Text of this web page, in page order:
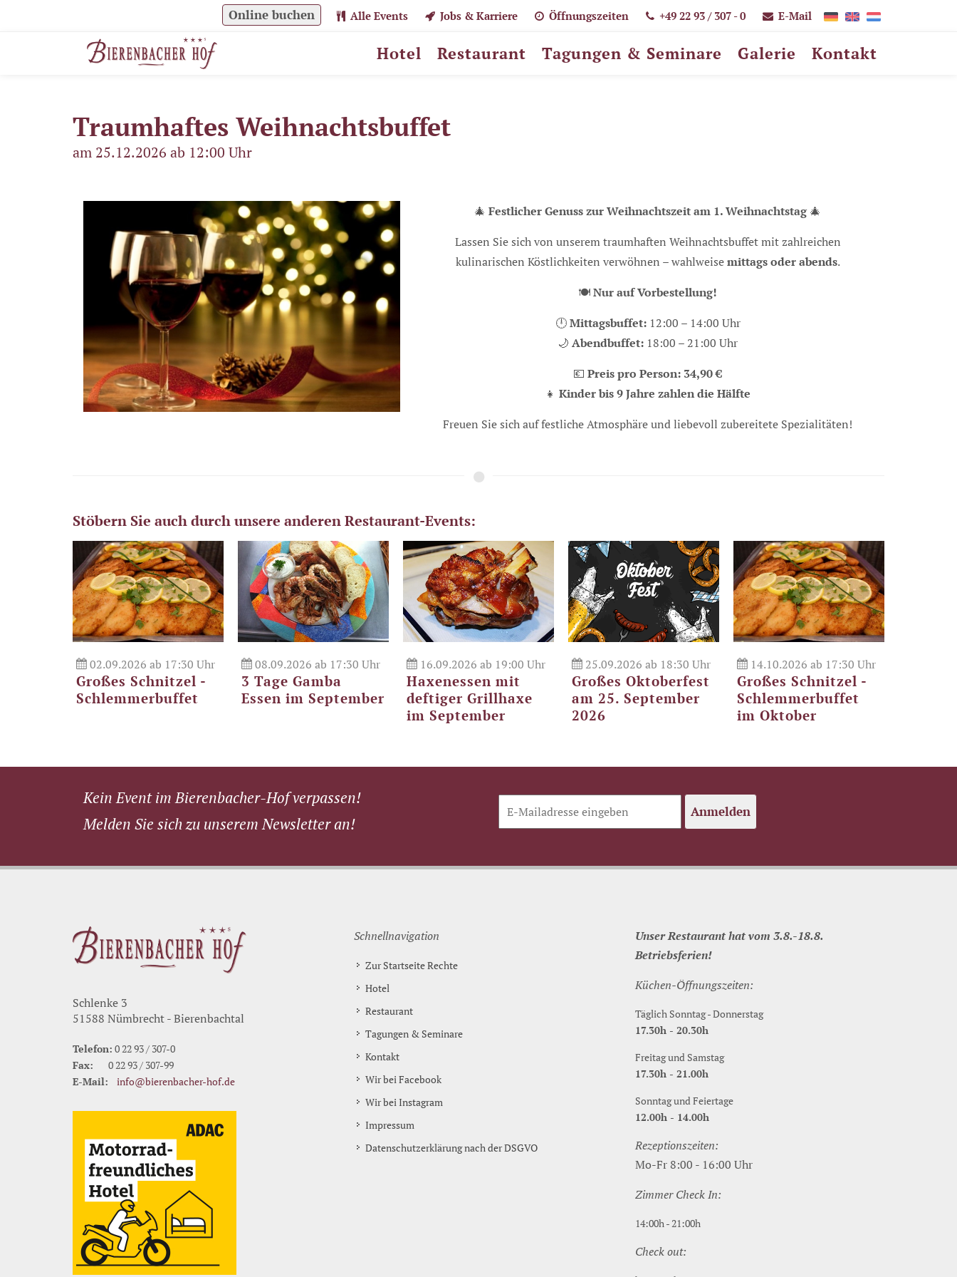
Online buchen Alle Events Jobs & Karriere Öffnungszeiten +49 22 93 / 307 - 0 E-Mail
Hotel Restaurant Tagungen & Seminare Galerie Kontakt
Traumhaftes Weihnachtsbuffet
am 25.12.2026 ab 12:00 Uhr
🎄 Festlicher Genuss zur Weihnachtszeitam 1. Weihnachtstag🎄
Lassen Sie sich von unserem traumhaften Weihnachtsbuffet mit zahlreichen
kulinarischen Köstlichkeiten verwöhnen – wahlweisemittags oder abends.
🍽️Nur auf Vorbestellung!
🕛Mittagsbuffet:12:00 – 14:00 Uhr
🌙 Abendbuffet: 18:00 – 21:00 Uhr
💶 Preis pro Person: 34,90 €
👧 Kinder bis 9 Jahre zahlen die Hälfte
Freuen Sie sich auf festliche Atmosphäre und liebevoll zubereitete Spezialitäten!
Stöbern Sie auch durch unsere anderen Restaurant-Events:
02.09.2026 ab 17:30 Uhr
Großes Schnitzel -
Schlemmerbuffet
08.09.2026 ab 17:30 Uhr
3 Tage Gamba
Essen im September
16.09.2026 ab 19:00 Uhr
Haxenessen mit
deftiger Grillhaxe
im September
25.09.2026 ab 18:30 Uhr
Großes Oktoberfest
am 25. September
2026
14.10.2026 ab 17:30 Uhr
Großes Schnitzel -
Schlemmerbuffet
im Oktober
Kein Event im Bierenbacher-Hof verpassen!
Melden Sie sich zu unserem Newsletter an!
Anmelden
Schlenke 3
51588 Nümbrecht - Bierenbachtal
Telefon: 0 22 93 / 307-0
Fax: 0 22 93 / 307-99
E-Mail: info@bierenbacher-hof.de
Schnellnavigation
Zur Startseite Rechte
Hotel
Restaurant
Tagungen & Seminare
Kontakt
Wir bei Facebook
Wir bei Instagram
Impressum
Datenschutzerklärung nach der DSGVO
Unser Restaurant hat vom 3.8.-18.8.
Betriebsferien!
Küchen-Öffnungszeiten:
Täglich Sonntag - Donnerstag
17.30h - 20.30h
Freitag und Samstag
17.30h - 21.00h
Sonntag und Feiertage
12.00h - 14.00h
Rezeptionszeiten:
Mo-Fr 8:00 - 16:00 Uhr
Zimmer Check In:
14:00h - 21:00h
Check out: